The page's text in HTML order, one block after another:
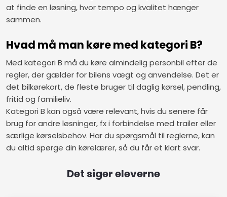
at finde en løsning, hvor tempo og kvalitet hænger
sammen.
Hvad må man køre med kategori B?
Med kategori B må du køre almindelig personbil efter de
regler, der gælder for bilens vægt og anvendelse. Det er
det bilkørekort, de fleste bruger til daglig kørsel, pendling,
fritid og familieliv.
Kategori B kan også være relevant, hvis du senere får
brug for andre løsninger, fx i forbindelse med trailer eller
særlige kørselsbehov. Har du spørgsmål til reglerne, kan
du altid spørge din kørelærer, så du får et klart svar.
Det siger eleverne